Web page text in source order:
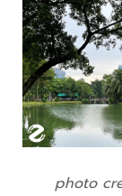
photo